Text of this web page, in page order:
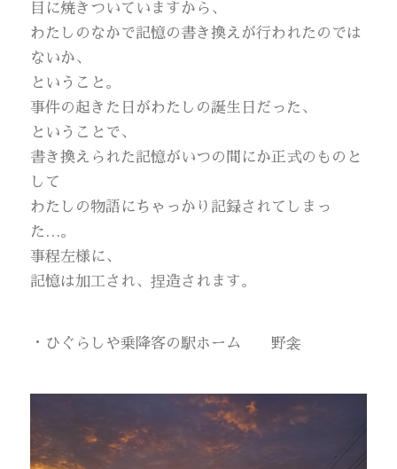
目に焼きついていますから、
わたしのなかで記憶の書き換えが行われたのでは
ないか、
ということ。
事件の起きた日がわたしの誕生日だった、
ということで、
書き換えられた記憶がいつの間にか正式のものと
して
わたしの物語にちゃっかり記録されてしまっ
た…。
事程左様に、
記憶は加工され、捏造されます。
・ひぐらしや乗降客の駅ホーム 野衾